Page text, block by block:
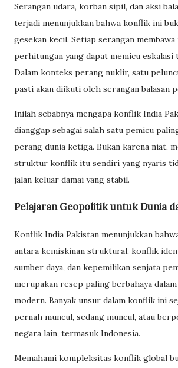
Serangan udara, korban sipil, dan aksi
terjadi menunjukkan bahwa konflik ini
gesekan kecil. Setiap serangan
perhitungan yang dapat memicu eskalasi
Dalam konteks perang nuklir, satu
pasti akan diikuti oleh serangan balasan
Inilah sebabnya mengapa konflik India
dianggap sebagai salah satu pemicu
perang dunia ketiga. Bukan karena niat,
struktur konflik itu sendiri yang nyaris
jalan keluar damai yang stabil.
Pelajaran Geopolitik untuk Dunia
Konflik India Pakistan menunjukkan
antara kemiskinan struktural, konflik
sumber daya, dan kepemilikan senjata
merupakan resep paling berbahaya
modern. Banyak unsur dalam konflik ini
pernah muncul, sedang muncul, atau
negara lain, termasuk Indonesia.
Memahami kompleksitas konflik global